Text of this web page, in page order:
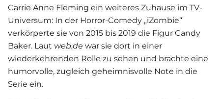
Carrie Anne Fleming ein weiteres Zuhause im TV-
Universum: In der Horror-Comedy „iZombie“
verkörperte sie von 2015 bis 2019 die Figur Candy
Baker. Laut web.de war sie dort in einer
wiederkehrenden Rolle zu sehen und brachte eine
humorvolle, zugleich geheimnisvolle Note in die
Serie ein.